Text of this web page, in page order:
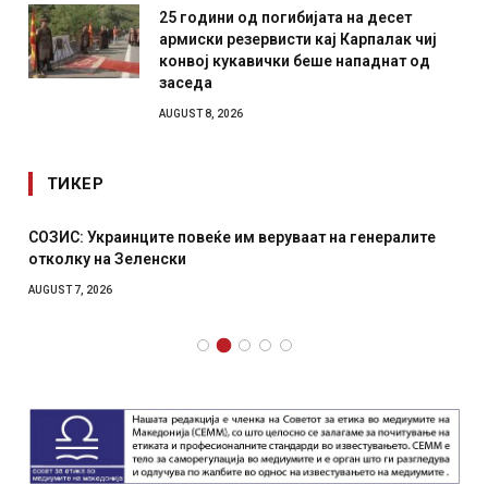
25 години од погибијата на десет
армиски резервисти кај Карпалак чиј
конвој кукавички беше нападнат од
заседа
AUGUST 8, 2026
ТИКЕР
СОЗИС: Украинците повеќе им веруваат на генералите
отколку на Зеленски
AUGUST 7, 2026